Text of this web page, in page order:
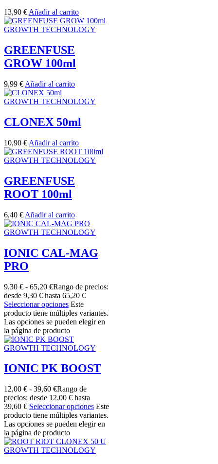
13,90 € Añadir al carrito
GROWTH TECHNOLOGY
GREENFUSE
GROW 100ml
9,99 € Añadir al carrito
GROWTH TECHNOLOGY
CLONEX 50ml
10,90 € Añadir al carrito
GROWTH TECHNOLOGY
GREENFUSE
ROOT 100ml
6,40 € Añadir al carrito
GROWTH TECHNOLOGY
IONIC CAL-MAG
PRO
9,30 € - 65,20 €Rango de precios:
desde 9,30 € hasta 65,20 €
Seleccionar opciones Este
producto tiene múltiples variantes.
Las opciones se pueden elegir en
la página de producto
GROWTH TECHNOLOGY
IONIC PK BOOST
12,00 € - 39,60 €Rango de
precios: desde 12,00 € hasta
39,60 € Seleccionar opciones Este
producto tiene múltiples variantes.
Las opciones se pueden elegir en
la página de producto
GROWTH TECHNOLOGY